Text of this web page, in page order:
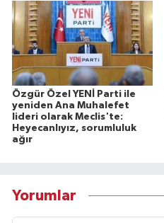
Özgür Özel YENİ Parti ile
yeniden Ana Muhalefet
lideri olarak Meclis'te:
Heyecanlıyız, sorumluluk
ağır
Yorumlar